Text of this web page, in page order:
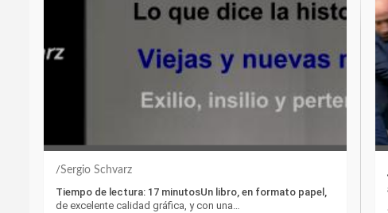
Sergio Schvarz
Tiempo de lectura: 17 minutosUn libro, en formato papel,
de excelente calidad gráfica, y con una…